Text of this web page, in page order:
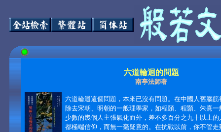
六道輪迴的問題
南亭法師著
六道輪迴這個問題，本來已沒有問題。在中國人舊腦筋
除去宋朝、明朝的一般理學家，如程頤、程顥、朱熹一
少數的幾個人主張氣化而外，差不多百分之九十以上的
都極端信仰，而無一毫疑意的。在抗戰以前，你不管走